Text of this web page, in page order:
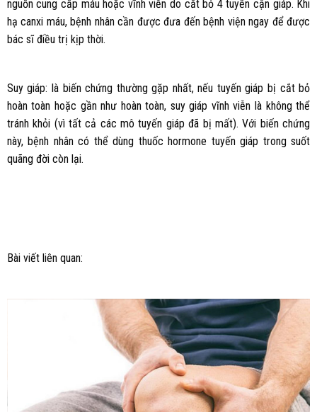
nguồn cung cấp máu hoặc vĩnh viễn do cắt bỏ 4 tuyến cận giáp. Khi
hạ canxi máu, bệnh nhân cần được đưa đến bệnh viện ngay để được
bác sĩ điều trị kịp thời.
Suy giáp: là biến chứng thường gặp nhất, nếu tuyến giáp bị cắt bỏ
hoàn toàn hoặc gần như hoàn toàn, suy giáp vĩnh viễn là không thể
tránh khỏi (vì tất cả các mô tuyến giáp đã bị mất). Với biến chứng
này, bệnh nhân có thể dùng thuốc hormone tuyến giáp trong suốt
quãng đời còn lại.
Bài viết liên quan: